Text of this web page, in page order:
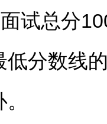
总分100
低分数线